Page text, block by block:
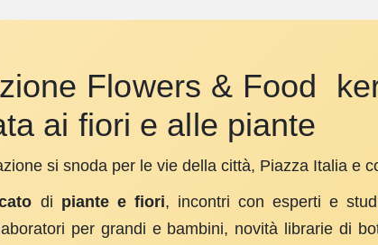
Flowers & Food
ai fiori e alle piante
si snoda per le vie della città, Piazza Italia e
di piante e fiori, incontri con esperti e
per grandi e bambini, novità librarie di